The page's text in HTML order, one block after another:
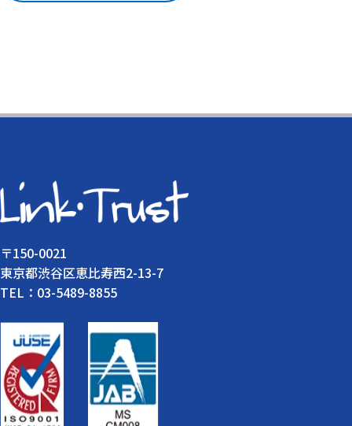
〒150-0021
東京都渋谷区恵比寿西2-13-7
TEL：03-5489-8855